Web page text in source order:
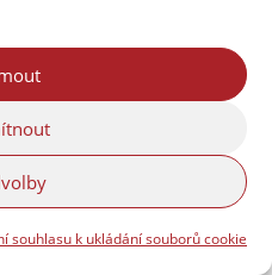
souhlasu k ukládání souborů cookie
pracoviště Liberec
ETK Check, s.r.o.
pracoviště Liberec
dvůr je otevřen jinak